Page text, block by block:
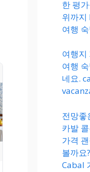
한 평
위까지
여행
여행지
여행
네요.
전망좋
카발
가격
볼까요
Cabal